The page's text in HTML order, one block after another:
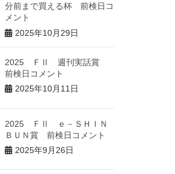
分前まで買える杯 前検日コ
メント
2025年10月29日
2025 ＦⅡ 週刊実話賞
前検日コメント
2025年10月11日
2025 ＦⅡ ｅ－ＳＨＩＮ
ＢＵＮ賞 前検日コメント
2025年9月26日